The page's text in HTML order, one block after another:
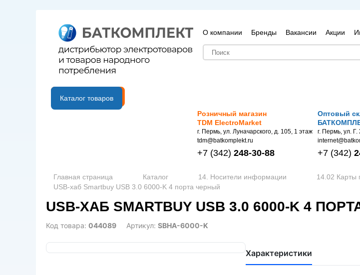
О компании Бренды Вакансии Акции
B2B портал
Каталог товаров
Розничный магазин
TDM ElectroMarket
г. Пермь, ул. Луначарского, д. 105, 1 этаж
tdm@batkomplekt.ru
+7 (342) 248-30-88
Оптовый
г. Пермь, ул.
+7 (342)
Главная страница Каталог 14. Носители информации
14.02 Карты
USB-хаб Smartbuy USB 3.0 6000-K 4 порта черный
USB-ХАБ SMARTBUY USB 3.0 6000-K 4
Код товара: 044089 Артикул: SBHA-6000-K
Характеристики